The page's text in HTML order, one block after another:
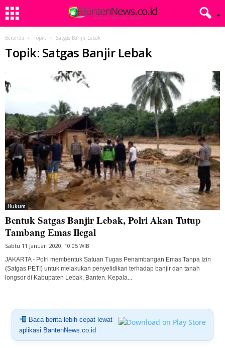
Beranda Topik Satgas Banjir Lebak
Topik: Satgas Banjir Lebak
Hukum
Bentuk Satgas Banjir Lebak, Polri Akan Tutup
Tambang Emas Ilegal
Sabtu 11 Januari 2020, 10:05 WIB
JAKARTA - Polri membentuk Satuan Tugas Penambangan Emas Tanpa Izin
(Satgas PETI) untuk melakukan penyelidikan terhadap banjir dan tanah
longsor di Kabupaten Lebak, Banten. Kepala...
Baca berita lebih cepat lewat
aplikasi BantenNews.co.id